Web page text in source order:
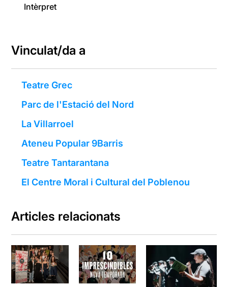
Intèrpret
Vinculat/da a
Teatre Grec
Parc de l'Estació del Nord
La Villarroel
Ateneu Popular 9Barris
Teatre Tantarantana
El Centre Moral i Cultural del Poblenou
Articles relacionats